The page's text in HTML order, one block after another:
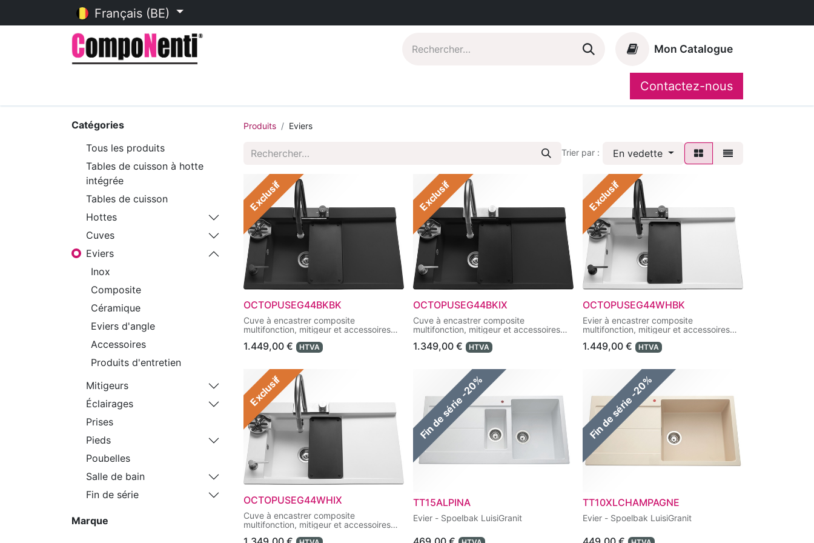
Français (BE)
Mon Catalogue
CompoShop
Contactez-nous
Catégories
Tous les produits
Tables de cuisson à hotte
intégrée
Tables de cuisson
Hottes
Cuves
Eviers
Inox
Composite
Céramique
Eviers d'angle
Accessoires
Produits d'entretien
Mitigeurs
Éclairages
Prises
Pieds
Poubelles
Salle de bain
Fin de série
Marque
Produits Eviers
Trier par : En vedette
Exclusif
OCTOPUSEG44BKBK
Cuve à encastrer composite
multifonction, mitigeur et accessoires
1.449,00 € HTVA
Exclusif
OCTOPUSEG44BKIX
Cuve à encastrer composite
multifonction, mitigeur et accessoires
1.349,00 € HTVA
Exclusif
OCTOPUSEG44WHBK
Evier à encastrer composite
multifonction, mitigeur et accessoires
1.449,00 € HTVA
Exclusif
OCTOPUSEG44WHIX
Cuve à encastrer composite
multifonction, mitigeur et accessoires
Fin de série -20%
TT15ALPINA
Evier - Spoelbak LuisiGranit
Fin de série -20%
TT10XLCHAMPAGNE
Evier - Spoelbak LuisiGranit